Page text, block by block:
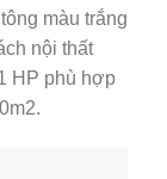
màu trắng
nội thất
HP phù hợp